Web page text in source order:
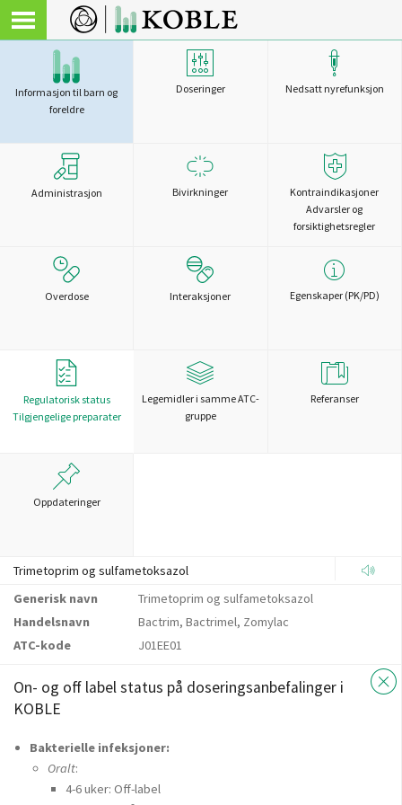
Informasjon til barn og
foreldre
Doseringer Nedsatt nyrefunksjon
Administrasjon Bivirkninger
Kontraindikasjoner
Advarsler og
forsiktighetsregler
Overdose Interaksjoner Egenskaper (PK/PD)
Regulatorisk status
Tilgjengelige preparater
Legemidler i samme ATC-
gruppe
Referanser
Oppdateringer
Trimetoprim og sulfametoksazol
Generisk navn
Trimetoprim og sulfametoksazol
Handelsnavn
Bactrim, Bactrimel, Zomylac
ATC-kode
J01EE01
On- og off label status på doseringsanbefalinger i
KOBLE
Bakterielle infeksjoner:
Oralt:
4-6 uker: Off-label